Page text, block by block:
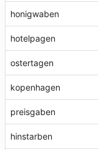
honigwaben
hotelpagen
ostertagen
kopenhagen
preisgaben
hinstarben